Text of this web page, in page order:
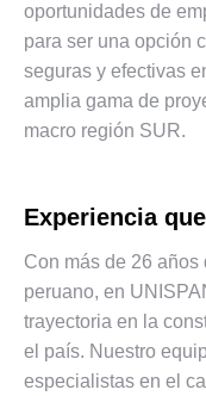
oportunidades de
para ser una opción
seguras y efectivas
amplia gama de
macro región SUR.
Experiencia
Con más de 26
peruano, en
trayectoria en la
el país. Nuestro
especialistas en el